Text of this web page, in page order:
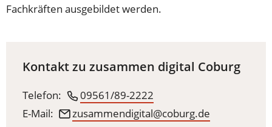
Fachkräften ausgebildet werden.
Kontakt zu zusammen digital Coburg
Telefon:
09561/89-2222
E-Mail:
zusammendigital coburg de